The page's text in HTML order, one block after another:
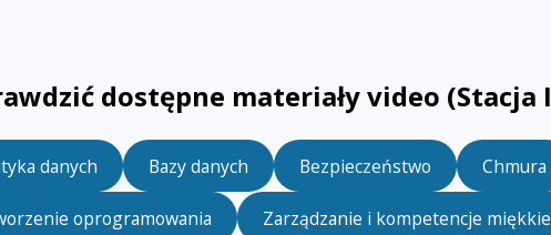
dostępne materiały video (Stacja
danych Bazy danych Bezpieczeństwo Chmura
oprogramowania Zarządzanie i kompetencje miękkie